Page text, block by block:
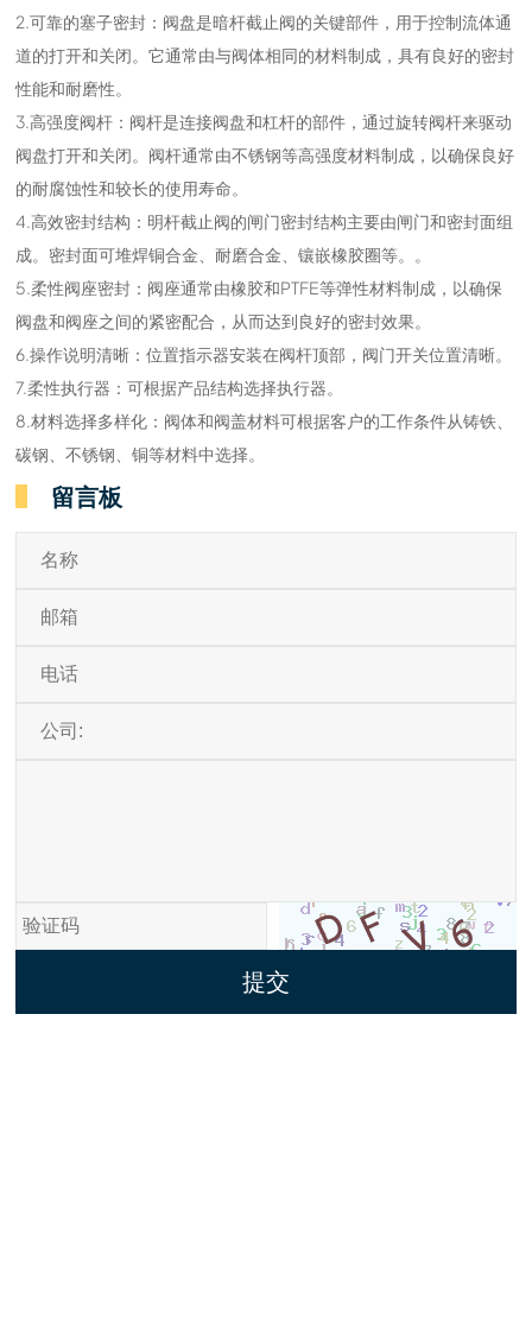
2.可靠的塞子密封：阀盘是暗杆截止阀的关键部件，用于控制流体通
道的打开和关闭。它通常由与阀体相同的材料制成，具有良好的密封
性能和耐磨性。
3.高强度阀杆：阀杆是连接阀盘和杠杆的部件，通过旋转阀杆来驱动
阀盘打开和关闭。阀杆通常由不锈钢等高强度材料制成，以确保良好
的耐腐蚀性和较长的使用寿命。
4.高效密封结构：明杆截止阀的闸门密封结构主要由闸门和密封面组
成。密封面可堆焊铜合金、耐磨合金、镶嵌橡胶圈等。。
5.柔性阀座密封：阀座通常由橡胶和PTFE等弹性材料制成，以确保
阀盘和阀座之间的紧密配合，从而达到良好的密封效果。
6.操作说明清晰：位置指示器安装在阀杆顶部，阀门开关位置清晰。
7.柔性执行器：可根据产品结构选择执行器。
8.材料选择多样化：阀体和阀盖材料可根据客户的工作条件从铸铁、
碳钢、不锈钢、铜等材料中选择。
留言板
提交